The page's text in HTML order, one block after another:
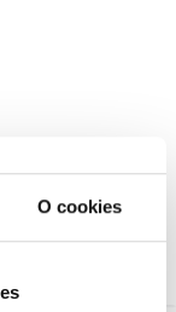
O cookies